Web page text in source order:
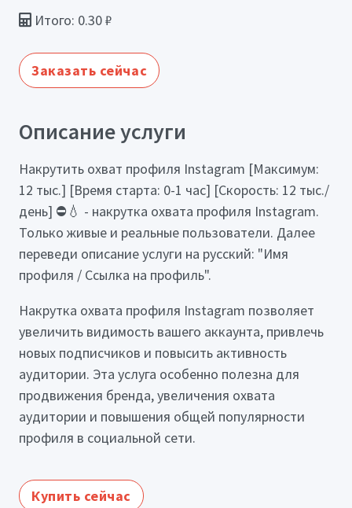
Итого: 0.30₽
Заказать сейчас
Описание услуги
Накрутить охват профиля Instagram [Максимум:
12 тыс.] [Время старта: 0-1 час] [Скорость: 12 тыс./
день] ⛔️💧 - накрутка охвата профиля Instagram.
Только живые и реальные пользователи. Далее
переведи описание услуги на русский: "Имя
профиля / Ссылка на профиль".
Накрутка охвата профиля Instagram позволяет
увеличить видимость вашего аккаунта, привлечь
новых подписчиков и повысить активность
аудитории. Эта услуга особенно полезна для
продвижения бренда, увеличения охвата
аудитории и повышения общей популярности
профиля в социальной сети.
Купить сейчас